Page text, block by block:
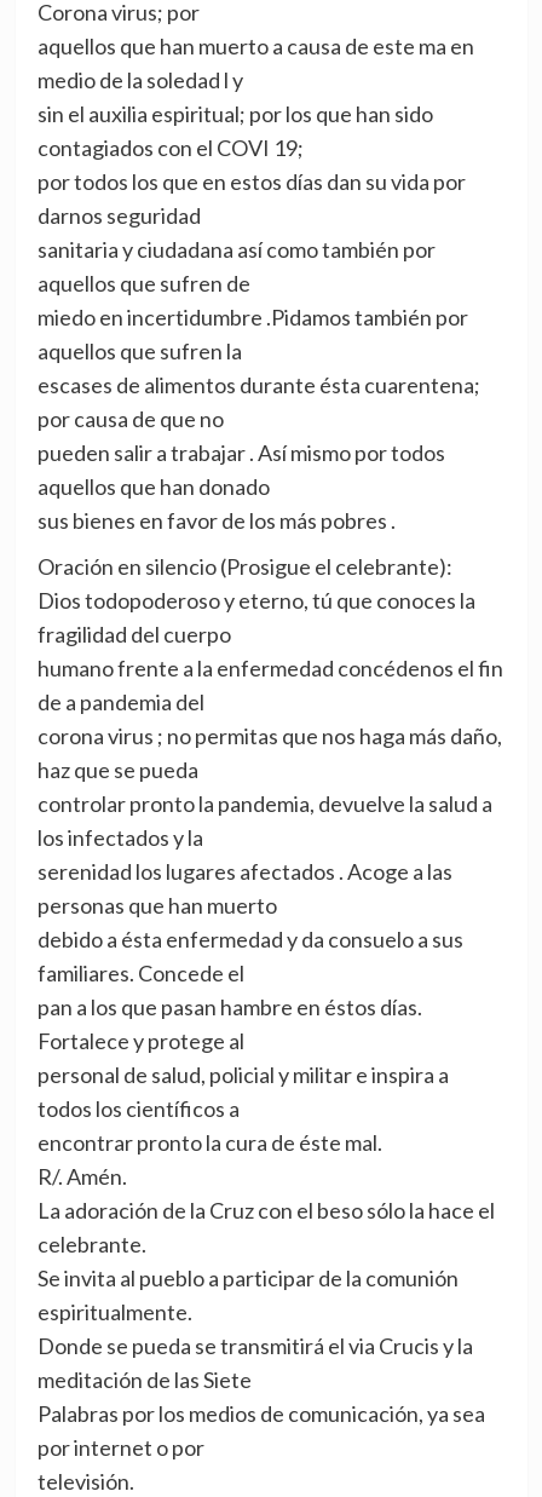
Corona virus; por
aquellos que han muerto a causa de este ma en
medio de la soledad l y
sin el auxilia espiritual; por los que han sido
contagiados con el COVI 19;
por todos los que en estos días dan su vida por
darnos seguridad
sanitaria y ciudadana así como también por
aquellos que sufren de
miedo en incertidumbre .Pidamos también por
aquellos que sufren la
escases de alimentos durante ésta cuarentena;
por causa de que no
pueden salir a trabajar . Así mismo por todos
aquellos que han donado
sus bienes en favor de los más pobres .
Oración en silencio (Prosigue el celebrante):
Dios todopoderoso y eterno, tú que conoces la
fragilidad del cuerpo
humano frente a la enfermedad concédenos el fin
de a pandemia del
corona virus ; no permitas que nos haga más daño,
haz que se pueda
controlar pronto la pandemia, devuelve la salud a
los infectados y la
serenidad los lugares afectados . Acoge a las
personas que han muerto
debido a ésta enfermedad y da consuelo a sus
familiares. Concede el
pan a los que pasan hambre en éstos días.
Fortalece y protege al
personal de salud, policial y militar e inspira a
todos los científicos a
encontrar pronto la cura de éste mal.
R/. Amén.
La adoración de la Cruz con el beso sólo la hace el
celebrante.
Se invita al pueblo a participar de la comunión
espiritualmente.
Donde se pueda se transmitirá el via Crucis y la
meditación de las Siete
Palabras por los medios de comunicación, ya sea
por internet o por
televisión.